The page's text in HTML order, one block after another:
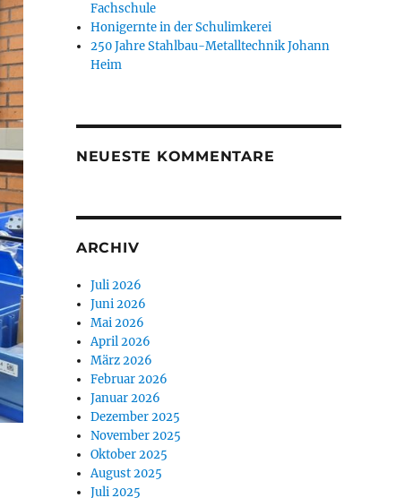
Fachschule
Honigernte in der Schulimkerei
250 Jahre Stahlbau-Metalltechnik Johann
Heim
NEUESTE KOMMENTARE
ARCHIV
Juli 2026
Juni 2026
Mai 2026
April 2026
März 2026
Februar 2026
Januar 2026
Dezember 2025
November 2025
Oktober 2025
August 2025
Juli 2025